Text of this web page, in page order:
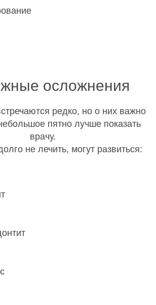
осложнения
редко, но о них важно
пятно лучше показать
врачу.
не лечить, могут развиться: